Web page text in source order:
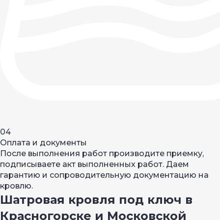
04
Оплата и документы
После выполнения работ производите приемку,
подписываете акт выполненных работ. Даем
гарантию и сопроводительную документацию на
кровлю.
Шатровая кровля под ключ в
Красногорске и Московской